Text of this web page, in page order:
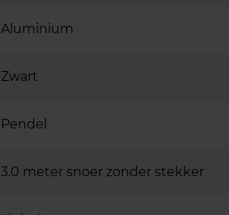
Aluminium
Zwart
Pendel
3.0 meter snoer zonder stekker